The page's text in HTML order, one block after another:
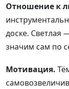
Отношение к
доске. Светлая
значим сам по
Мотивация.